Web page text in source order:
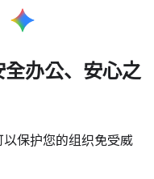
办公、安心之
保护您的组织免受威